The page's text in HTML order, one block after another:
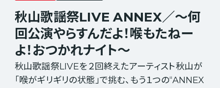
秋山歌謡祭LIVE ANNEX／～何
回公演やらすんだよ！喉もたねー
よ！おつかれナイト～
秋山歌謡祭LIVEを２回終えたアーティスト秋山が
「喉がギリギリの状態」で挑む、もう１つの“ANNEX